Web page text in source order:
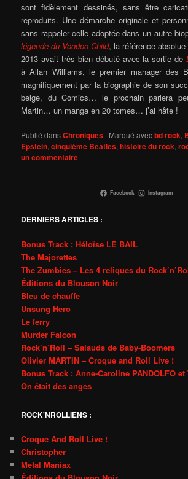
sont fidèlement dessinés, sans être
reproduits. Une démarche originale et
sans rappeler celle adoptée dans un autre
légende du Voodoo Child, la référence
2013 avait très bien débuté avec la sortie de
à Allan Williams, le premier manager des
magnifiquement par la biographie de son
belge, du Comics… le prochain parlera
Martin… un manga en 20 tomes… j’ai hâte !
Publié dansChroniques | Marqué avecbd rock,
Epstein,cinquième Beatles,histoire du rock,
un commentaire
Facebook Instagram
DERNIERS ARTICLES :
Bonus Track : Héloïse LE BAIL
The Majorettes
The Zumbies – Les 4 reliques du
Éditions du Blouson Noir
Bleu de chauffe
Unsung Hero
Le ferry
Murder Falcon
Rock’n’Roll – Salauds de Baby-Boomers
Olivier MARTIN – Croque and Roll Live !
Bonus Track : Anne-Caroline PANDOLFO et
On était des anges
ROCK'NROLLIENS :
Croque And Roll Live !
Christopher
Metal Maniax